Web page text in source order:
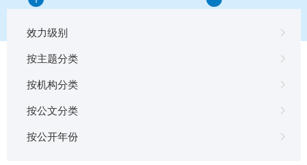
效力级别
按主题分类
按机构分类
按公文分类
按公开年份